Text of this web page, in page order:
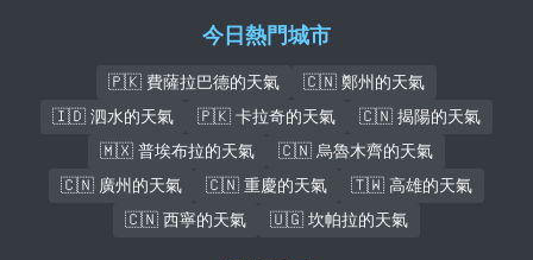
今日熱門城市
🇵🇰 費薩拉巴德的天氣
🇨🇳 鄭州的天氣
🇮🇩 泗水的天氣
🇵🇰 卡拉奇的天氣
🇨🇳 揭陽的天氣
🇲🇽 普埃布拉的天氣
🇨🇳 烏魯木齊的天氣
🇨🇳 廣州的天氣
🇨🇳 重慶的天氣
🇹🇼 高雄的天氣
🇨🇳 西寧的天氣
🇺🇬 坎帕拉的天氣